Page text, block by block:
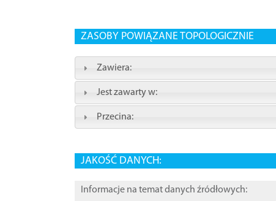
ZASOBY POWIĄZANE TOPOLOGICZNIE
Zawiera:
Jest zawarty w:
Przecina:
JAKOŚĆ DANYCH:
Informacje na temat danych źródłowych: